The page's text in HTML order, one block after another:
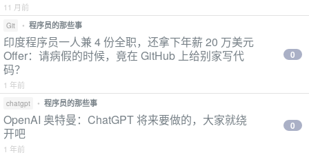
11 月前
Git • 程序员的那些事
印度程序员一人兼 4 份全职，还拿下年薪 20 万美元
Offer：请病假的时候，竟在 GitHub 上给别家写代
码？
1 年前
0
chatgpt • 程序员的那些事
OpenAI 奥特曼：ChatGPT 将来要做的，大家就绕
开吧
1 年前
0